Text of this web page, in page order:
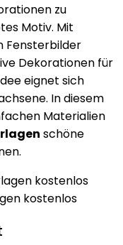
zu
Motiv. Mit
Fensterbilder
Dekorationen für
eignet sich
In diesem
Materialien
schöne
kostenlos